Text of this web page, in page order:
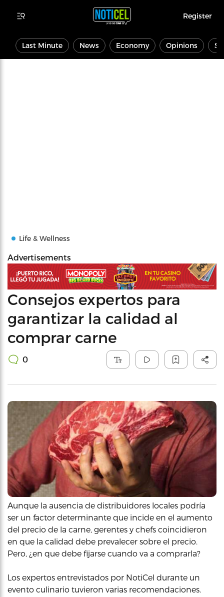
Register
Last Minute News Economy Opinions
Life & Wellness
Advertisements
Consejos expertos para
garantizar la calidad al
comprar carne
0
Aunque la ausencia de distribuidores locales podría
ser un factor determinante que incide en el aumento
del precio de la carne, gerentes y chefs coincidieron
en que la calidad debe prevalecer sobre el precio.
Pero, ¿en que debe fijarse cuando va a comprarla?
Los expertos entrevistados por NotiCel durante un
evento culinario tuvieron varias recomendaciones.